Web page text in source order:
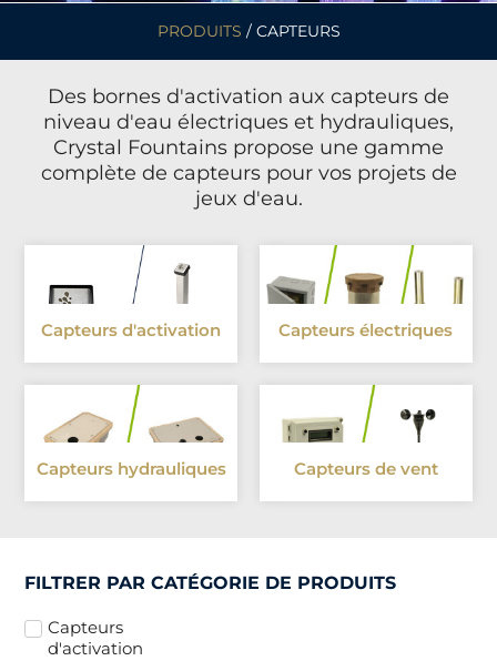
PRODUITS / CAPTEURS
Des bornes d'activation aux capteurs de
niveau d'eau électriques et hydrauliques,
Crystal Fountains propose une gamme
complète de capteurs pour vos projets de
jeux d'eau.
Capteurs d'activation Capteurs électriques
Capteurs hydrauliques Capteurs de vent
FILTRER PAR CATÉGORIE DE PRODUITS
Capteurs
d'activation